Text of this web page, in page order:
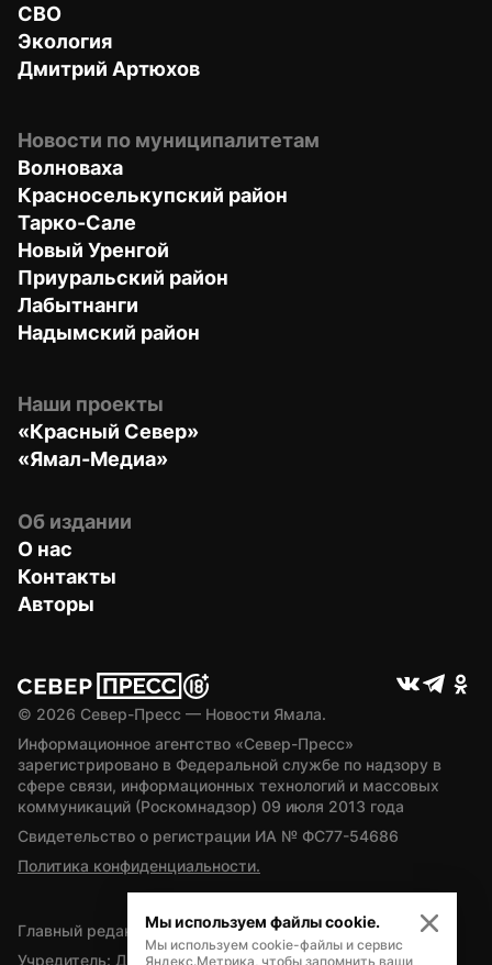
СВО
Экология
Дмитрий Артюхов
Новости по муниципалитетам
Волноваха
Красноселькупский район
Тарко-Сале
Новый Уренгой
Приуральский район
Лабытнанги
Надымский район
Наши проекты
«Красный Север»
«Ямал-Медиа»
Об издании
О нас
Контакты
Авторы
© 2026 Север-Пресс — Новости Ямала.
Информационное агентство «Север-Пресс»
зарегистрировано в Федеральной службе по надзору в
сфере связи, информационных технологий и массовых
коммуникаций (Роскомнадзор) 09 июля 2013 года
Свидетельство о регистрации ИА № ФС77-54686
Политика конфиденциальности.
Главный редактор — А.Л. Поздеев
Учредитель: Департамент внутренней политики Ямало-
Мы используем файлы cookie.
Мы используем cookie-файлы и сервис
Яндекс.Метрика, чтобы запомнить ваши